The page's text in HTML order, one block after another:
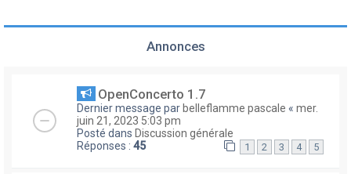
h
Annonces
OpenConcerto 1.7
Dernier message par belleflamme pascale « mer.
juin 21, 2023 5:03 pm
Posté dans Discussion générale
Réponses : 45 1 2 3 4 5